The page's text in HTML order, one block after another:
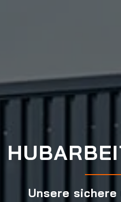
Unsere